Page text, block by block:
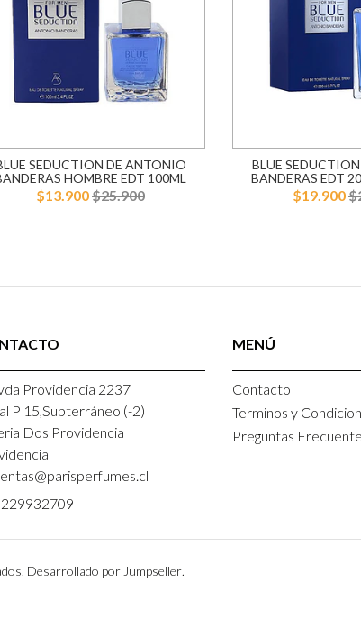
SEDUCTION DE ANTONIO
HOMBRE EDT 100ML
$13.900$25.900
BLUE
BANDERAS EDT
$19.900
Providencia 2237
P 15,Subterráneo (-2)
Dos Providencia
229932709
MENÚ
Contacto
Terminos y
Preguntas
Desarrollado por Jumpseller.